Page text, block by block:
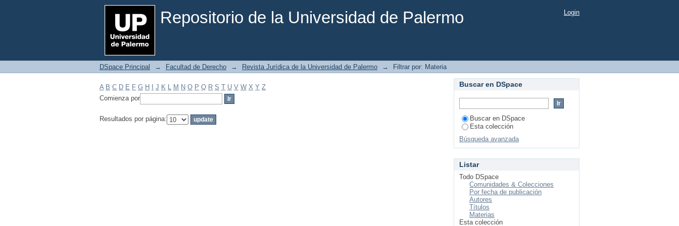
Repositorio de la Universidad de Palermo
Filtrar por: Materia Login
DSpace Principal → Facultad de Derecho → Revista Jurídica de la Universidad de Palermo → Filtrar por: Materia
A B C D E F G H J K L M N O P Q R S T U V W X Y Z
Comienza por
Resultados por página:
Buscar en DSpace
Buscar en DSpace
Esta colección
Búsqueda avanzada
Listar
Todo DSpace
Comunidades & Colecciones
Por fecha de publicación
Autores
Títulos
Materias
Esta colección